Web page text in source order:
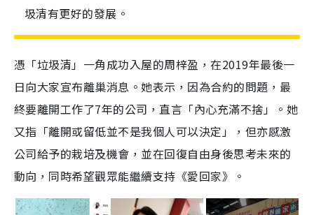
圾清有更好的發展。
憑「垃圾清」一角成功入屋的周梓盈，在2019年最後一
日向大家宣布離巢消息。她表示，因為合約的問題，最
終要離開工作了7年的公司，直言「內心充滿不捨」。她
又指「離開或留低並不是我個人可以決定」，但亦感激
公司給予的栽培及機會，並在回復自由身後思考未來的
動向，同時希望觀眾能繼續支持《愛回家》。